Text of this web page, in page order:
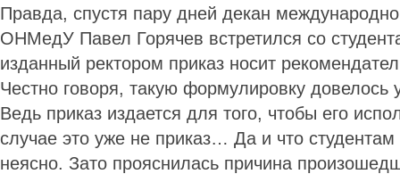
Правда, спустя пару дней декан
ОНМедУ Павел Горячев встретился со
изданный ректором приказ носит
Честно говоря, такую формулировку
Ведь приказ издается для того, чтобы его
случае это уже не приказ… Да и что
неясно. Зато прояснилась причина